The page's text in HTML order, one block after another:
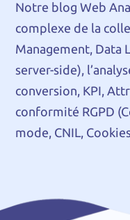
Notre blog Web
complexe de la
Management, Data
server-side),
conversion, KPI,
conformité RGPD
mode, CNIL,